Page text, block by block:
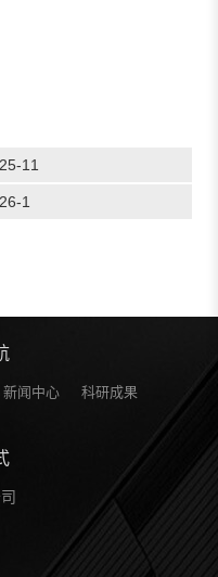
11
1
新闻中心
科研成果